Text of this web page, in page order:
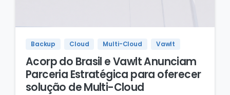
Backup Cloud Multi-Cloud Vawlt
Acorp do Brasil e Vawlt Anunciam
Parceria Estratégica para oferecer
solução de Multi-Cloud